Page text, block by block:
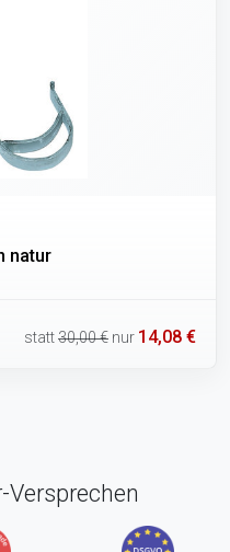
natur
statt30,00 € nur 14,08 €